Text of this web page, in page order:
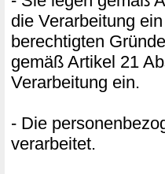
die Verarbeitung
berechtigten
gemäß Artikel 21
Verarbeitung ein.
- Die
verarbeitet.